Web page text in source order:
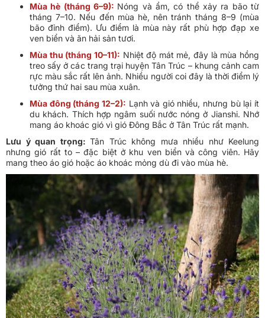
Mùa hè (tháng 6–9): Nóng và ẩm, có thể xảy ra bão từ
tháng 7–10. Nếu đến mùa hè, nên tránh tháng 8–9 (mùa
bão đỉnh điểm). Ưu điểm là mùa này rất phù hợp đạp xe
ven biển và ăn hải sản tươi.
Mùa thu (tháng 10–11): Nhiệt độ mát mẻ, đây là mùa hồng
treo sấy ở các trang trại huyện Tân Trúc – khung cảnh cam
rực màu sắc rất lên ảnh. Nhiều người coi đây là thời điểm lý
tưởng thứ hai sau mùa xuân.
Mùa đông (tháng 12–2): Lạnh và gió nhiều, nhưng bù lại ít
du khách. Thích hợp ngâm suối nước nóng ở Jianshi. Nhớ
mang áo khoác gió vì gió Đông Bắc ở Tân Trúc rất mạnh.
Lưu ý quan trọng: Tân Trúc không mưa nhiều như Keelung
nhưng gió rất to – đặc biệt ở khu ven biển và công viên. Hãy
mang theo áo gió hoặc áo khoác mỏng dù đi vào mùa hè.